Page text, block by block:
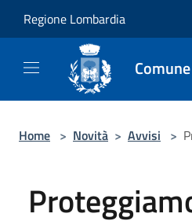
Regione Lombardia
Home > Novità > Avvisi >